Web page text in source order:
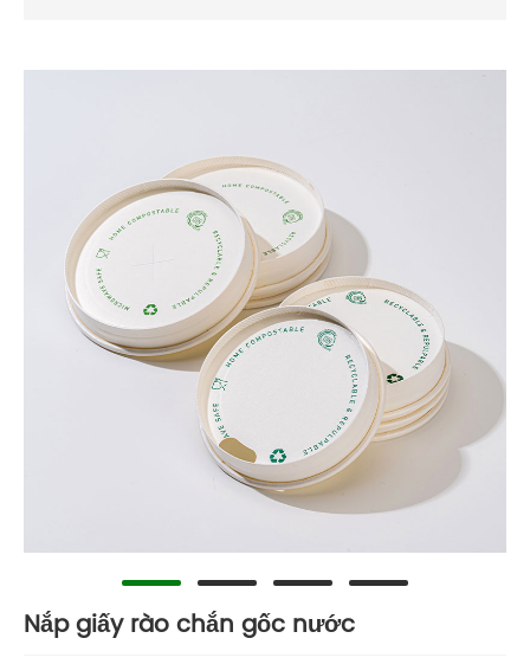
Nắp giấy rào chắn gốc nước